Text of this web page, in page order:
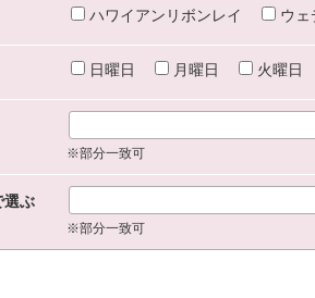
ハワイアンリボンレイ
ウェ
日曜日 月曜日 火曜日
※部分一致可
選ぶ
※部分一致可